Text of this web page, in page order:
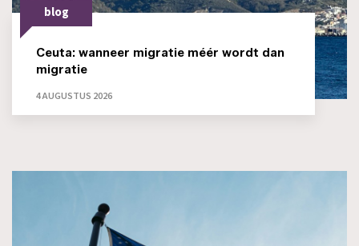
blog
Ceuta: wanneer migratie méér wordt dan
migratie
4 AUGUSTUS 2026